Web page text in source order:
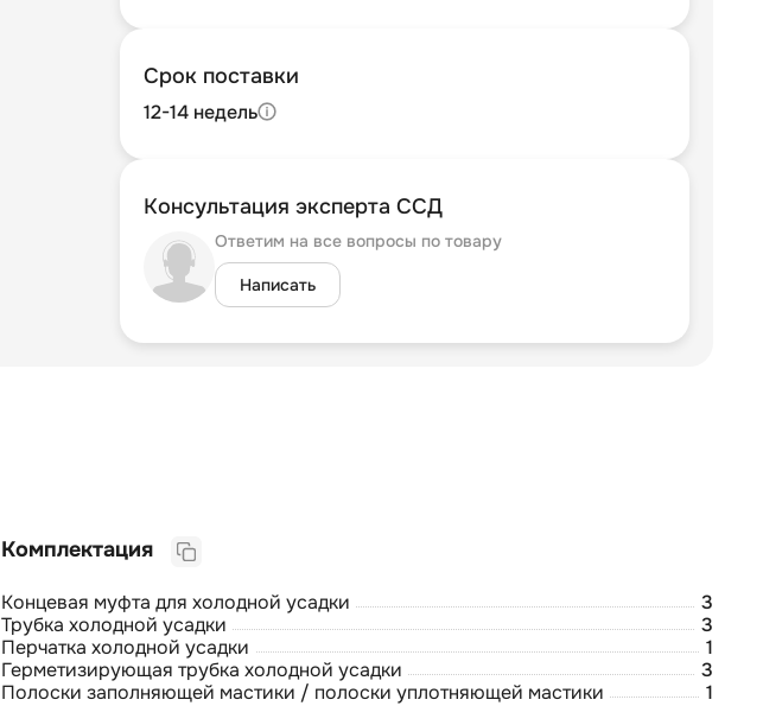
Срок поставки
12-14 недель
Консультация эксперта ССД
Ответим на все вопросы по товару
Написать
Концевая муфта для холодной усадки
3
Трубка холодной усадки
3
Перчатка холодной усадки
1
Герметизирующая трубка холодной усадки
3
Полоски заполняющей мастики / полоски уплотняющей мастики
1